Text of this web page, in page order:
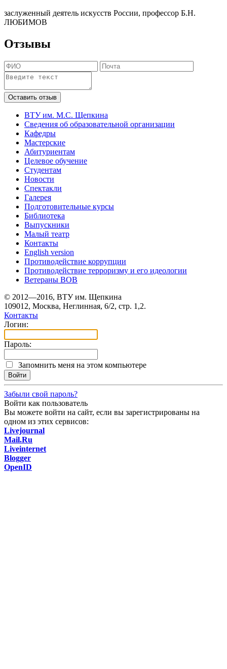
заслуженный деятель искусств России, профессор Б.Н.
ЛЮБИМОВ
Отзывы
ВТУ им. М.С. Щепкина
Сведения об образовательной организации
Кафедры
Мастерские
Абитуриентам
Целевое обучение
Студентам
Новости
Спектакли
Галерея
Подготовительные курсы
Библиотека
Выпускники
Малый театр
Контакты
English version
Противодействие коррупции
Противодействие терроризму и его идеологии
Ветераны ВОВ
© 2012—2016, ВТУ им. Щепкина
109012, Москва, Неглинная, 6/2, стр. 1,2.
Контакты
Логин:
Пароль:
Запомнить меня на этом компьютере
Забыли свой пароль?
Войти как пользователь
Вы можете войти на сайт, если вы зарегистрированы на
одном из этих сервисов:
Livejournal
Mail.Ru
Liveinternet
Blogger
OpenID